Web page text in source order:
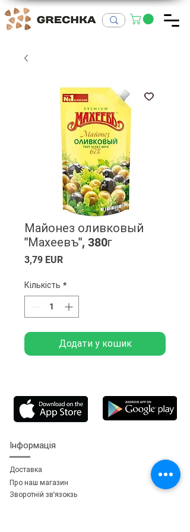
Майонез оливковый
"Махеевъ", 380г
3,79 EURЦіна
Кількість *
Додати у кошик
Інформація
Доставка
Про наш магазин
Зворотній зв'язокзь